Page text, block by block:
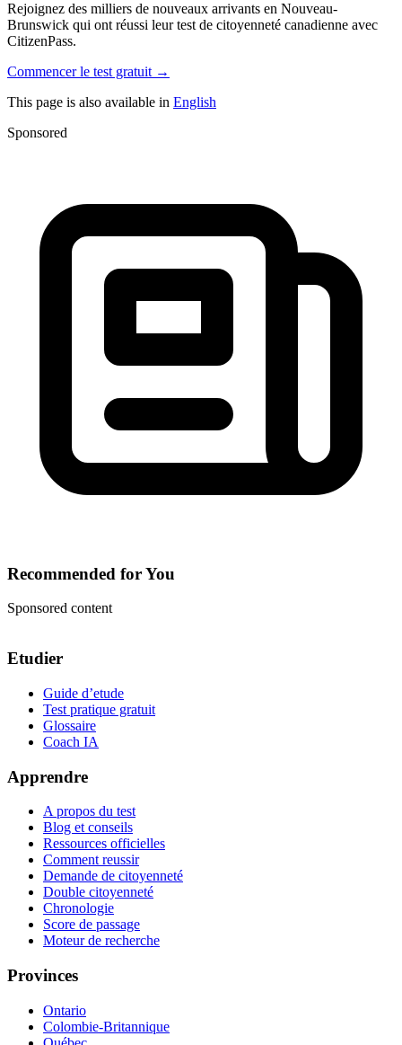
Rejoignez des milliers de nouveaux arrivants en Nouveau-
Brunswick qui ont réussi leur test de citoyenneté canadienne avec
CitizenPass.
Commencer le test gratuit →
This page is also available in English
Sponsored
Recommended for You
Sponsored content
Etudier
Guide d’etude
Test pratique gratuit
Glossaire
Coach IA
Apprendre
A propos du test
Blog et conseils
Ressources officielles
Comment reussir
Demande de citoyenneté
Double citoyenneté
Chronologie
Score de passage
Moteur de recherche
Provinces
Ontario
Colombie-Britannique